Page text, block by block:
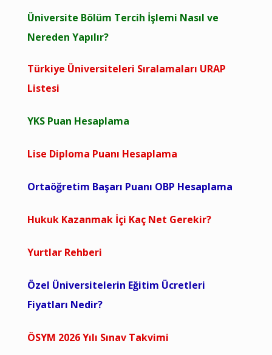
Üniversite Bölüm Tercih İşlemi Nasıl ve
Nereden Yapılır?
Türkiye Üniversiteleri Sıralamaları URAP
Listesi
YKS Puan Hesaplama
Lise Diploma Puanı Hesaplama
Ortaöğretim Başarı Puanı OBP Hesaplama
Hukuk Kazanmak İçi Kaç Net Gerekir?
Yurtlar Rehberi
Özel Üniversitelerin Eğitim Ücretleri
Fiyatları Nedir?
ÖSYM 2026 Yılı Sınav Takvimi